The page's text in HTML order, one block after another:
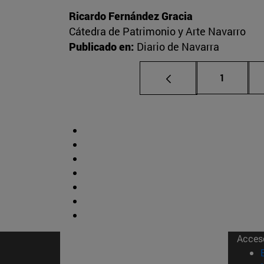
Ricardo Fernández Gracia
Cátedra de Patrimonio y Arte Navarro
Publicado en: Diario de Navarra
Página
1